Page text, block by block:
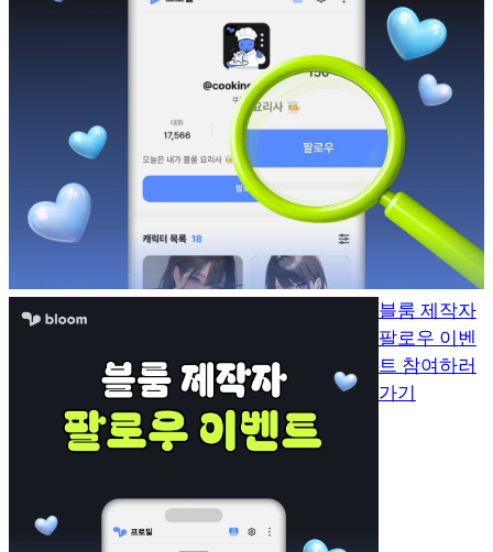
블룸 제작자
팔로우 이벤
트 참여하러
가기